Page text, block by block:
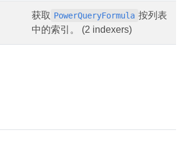
获取 PowerQueryFormula 按列表
中的索引。 (2 indexers)